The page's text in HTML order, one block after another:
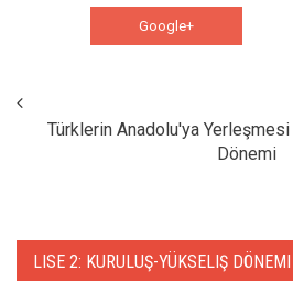
Google+
Türklerin Anadolu'ya
Dönemi
LISE 2: KURULUŞ-YÜKSELIŞ